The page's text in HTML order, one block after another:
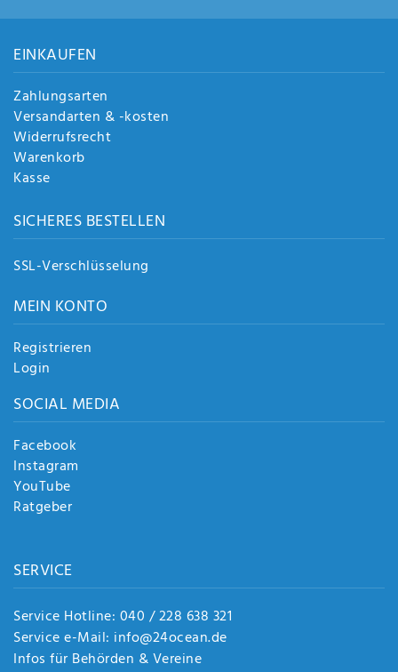
EINKAUFEN
Zahlungsarten
Versandarten & -kosten
Widerrufsrecht
Warenkorb
Kasse
SICHERES BESTELLEN
SSL-Verschlüsselung
MEIN KONTO
Registrieren
Login
SOCIAL MEDIA
Facebook
Instagram
YouTube
Ratgeber
SERVICE
Service Hotline: 040 / 228 638 321
Service e-Mail: info@24ocean.de
Infos für Behörden & Vereine